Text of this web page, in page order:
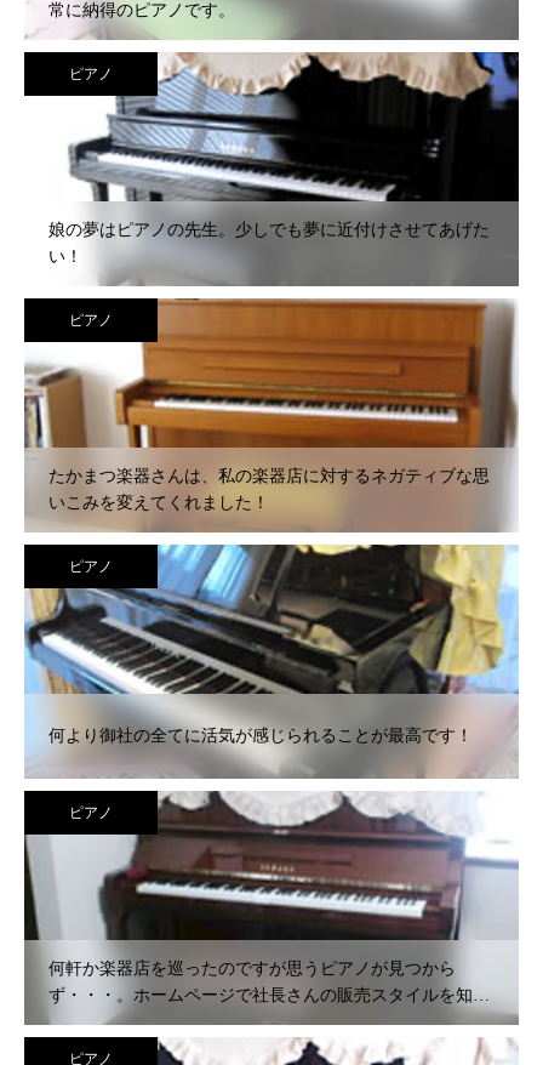
常に納得のピアノです。
ピアノ
娘の夢はピアノの先生。少しでも夢に近付けさせてあげた
い！
ピアノ
たかまつ楽器さんは、私の楽器店に対するネガティブな思
いこみを変えてくれました！
ピアノ
何より御社の全てに活気が感じられることが最高です！
ピアノ
何軒か楽器店を巡ったのですが思うピアノが見つから
ず・・・。ホームページで社長さんの販売スタイルを知
り、心の中で購入を決断していました。
ピアノ